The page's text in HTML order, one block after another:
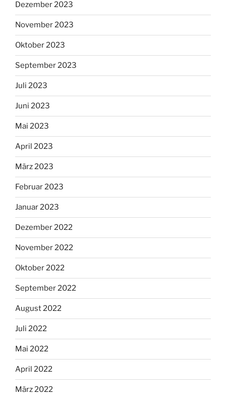
Dezember 2023
November 2023
Oktober 2023
September 2023
Juli 2023
Juni 2023
Mai 2023
April 2023
März 2023
Februar 2023
Januar 2023
Dezember 2022
November 2022
Oktober 2022
September 2022
August 2022
Juli 2022
Mai 2022
April 2022
März 2022